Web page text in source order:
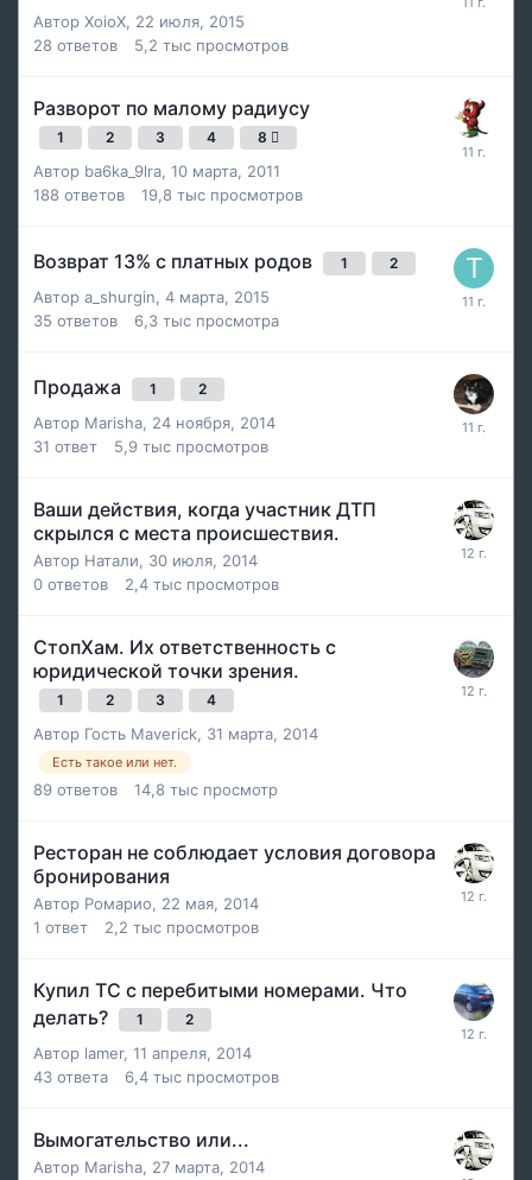
Автор XoioX, 22 июля, 2015
28 ответов 5,2 тыс просмотров
Разворот по малому радиусу
1 2 3 4 8
Автор ba6ka_9lra, 10 марта, 2011
188 ответов 19,8 тыс просмотров
Возврат 13% с платных родов 1 2
Автор a_shurgin, 4 марта, 2015
35 ответов 6,3 тыс просмотра
Продажа 1 2
Автор Marisha, 24 ноября, 2014
31 ответ 5,9 тыс просмотров
Ваши действия, когда участник ДТП
скрылся с места происшествия.
Автор Натали, 30 июля, 2014
0 ответов 2,4 тыс просмотров
СтопХам. Их ответственность с
юридической точки зрения.
1 2 3 4
Автор Гость Maverick, 31 марта, 2014
Есть такое или нет.
89 ответов 14,8 тыс просмотр
Ресторан не соблюдает условия договора
бронирования
Автор Ромарио, 22 мая, 2014
1 ответ 2,2 тыс просмотров
Купил ТС с перебитыми номерами. Что
делать?
1 2
Автор lamer, 11 апреля, 2014
43 ответа 6,4 тыс просмотров
Вымогательство или...
Автор Marisha, 27 марта, 2014